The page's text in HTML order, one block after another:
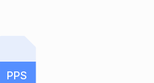
PPS